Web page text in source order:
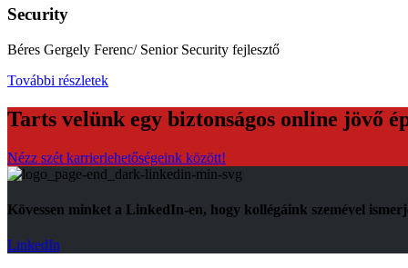
Security
Béres Gergely Ferenc/ Senior Security fejlesztő
További részletek
Tarts velünk egy biztonságos online jövő
Nézz szét karrierlehetőségeink között!
Kövessen minket a LinkedIn-en, hogy kollégáink szemével
LinkedIn